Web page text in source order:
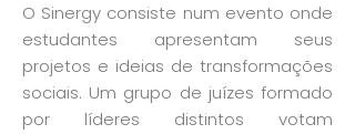
O Sinergy consiste num evento onde
estudantes apresentam seus
projetos e ideias de transformações
sociais. Um grupo de juízes formado
por líderes distintos votam